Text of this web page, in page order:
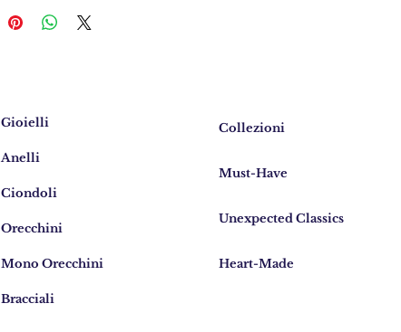
Gioielli
Anelli
Ciondoli
Orecchini
Mono Orecchini
Bracciali
Collezioni
Must-Have
Unexpected Classics
Heart-Made